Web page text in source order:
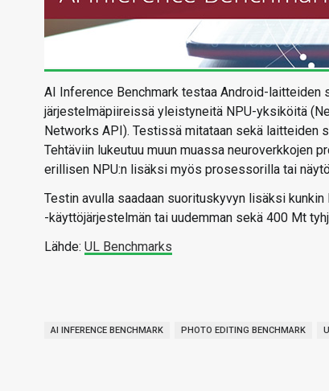
AI Inference Benchmark testaa Android-
järjestelmäpiireissä yleistyneitä NPU-yksiköitä
Networks API). Testissä mitataan sekä laitteiden
Tehtäviin lukeutuu muun muassa neuroverkkojen
erillisen NPU:n lisäksi myös prosessorilla tai
Testin avulla saadaan suorituskyvyn lisäksi
-käyttöjärjestelmän tai uudemman sekä 400 Mt
Lähde: UL Benchmarks
AI INFERENCE BENCHMARK PHOTO EDITING BENCHMARK